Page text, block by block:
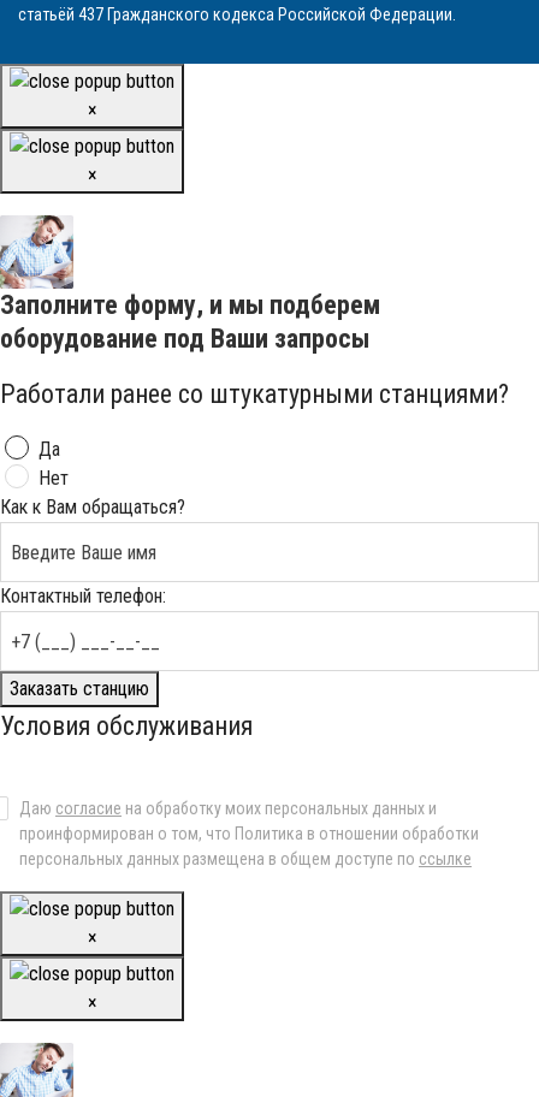
статьёй 437 Гражданского кодекса Российской Федерации.
×
×
Заполните форму, и мы подберем
оборудование под Ваши запросы
Работали ранее со штукатурными станциями?
Да
Нет
Как к Вам обращаться?
Контактный телефон:
Заказать станцию
Условия обслуживания
Даю согласие на обработку моих персональных данных и
проинформирован о том, что Политика в отношении обработки
персональных данных размещена в общем доступе по ссылке
×
×